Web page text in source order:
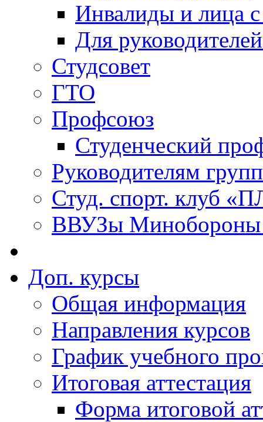
Инвалиды и лица
Для
Студсовет
ГТО
Профсоюз
Студенческий
Руководителям групп
Студ. спорт. клуб
ВВУЗы Минобороны
Доп. курсы
Общая информация
Направления курсов
График учебного
Итоговая аттестация
Форма итоговой